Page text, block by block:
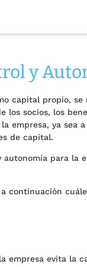
y
capital propio,
los socios, los
empresa, ya sea
de capital.
para la
continuación
empresa evita la